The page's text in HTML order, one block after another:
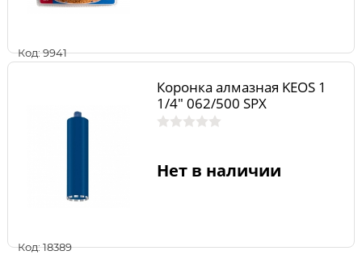
Код: 9941
Код: 18389
Коронка алмазная KEOS 1
1/4" 062/500 SPX
Нет в наличии